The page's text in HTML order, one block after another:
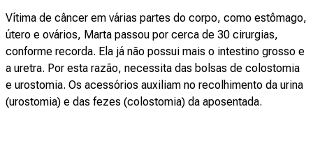
Vítima de câncer em várias partes do corpo, como estômago,
útero e ovários, Marta passou por cerca de 30 cirurgias,
conforme recorda. Ela já não possui mais o intestino grosso e
a uretra. Por esta razão, necessita das bolsas de colostomia
e urostomia. Os acessórios auxiliam no recolhimento da urina
(urostomia) e das fezes (colostomia) da aposentada.